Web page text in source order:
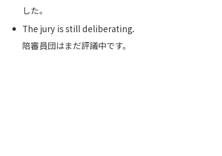
した。
The jury is still deliberating.
陪審員団はまだ評議中です。